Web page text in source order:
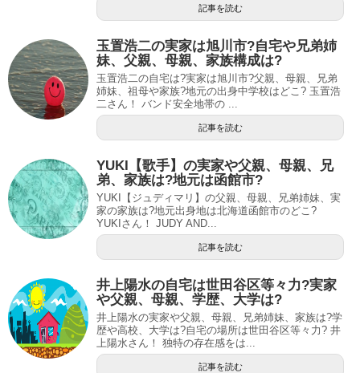
記事を読む
玉置浩二の実家は旭川市?自宅や兄弟姉
妹、父親、母親、家族構成は?
玉置浩二の自宅は?実家は旭川市?父親、母親、兄弟
姉妹、祖母や家族?地元の出身中学校はどこ? 玉置浩
二さん！ バンド安全地帯の ...
記事を読む
YUKI【歌手】の実家や父親、母親、兄
弟、家族は?地元は函館市?
YUKI【ジュディマリ】の父親、母親、兄弟姉妹、実
家の家族は?地元出身地は北海道函館市のどこ?
YUKIさん！ JUDY AND...
記事を読む
井上陽水の自宅は世田谷区等々力?実家
や父親、母親、学歴、大学は?
井上陽水の実家や父親、母親、兄弟姉妹、家族は?学
歴や高校、大学は?自宅の場所は世田谷区等々力? 井
上陽水さん！ 独特の存在感をは...
記事を読む